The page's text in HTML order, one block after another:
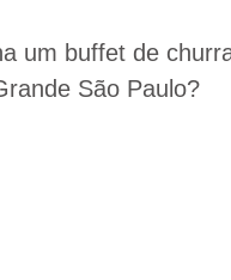
um buffet de
São Paulo?